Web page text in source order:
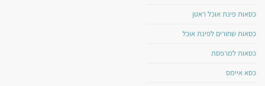
כסאות פינת אוכל ראטן
כסאות שחורים לפינת אוכל
כסאות למרפסת
כסא איימס